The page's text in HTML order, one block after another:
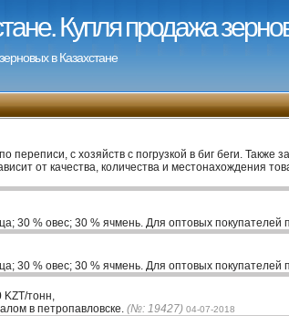
Купля продажа
в Казахстане
с хозяйств с погрузкой в биг беги. Также
от качества, количества и местонахождения
30 % овес; 30 % ячмень. Для оптовых покупателей
30 % овес; 30 % ячмень. Для оптовых покупателей
KZT/тонн,
в петропавловске. (№: 19427) 04-07-2018